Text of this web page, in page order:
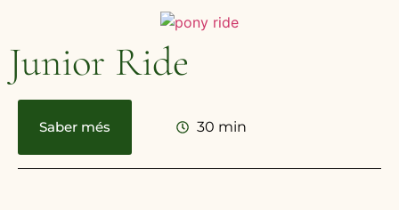
Junior Ride
Saber més 30 min